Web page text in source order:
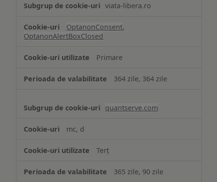
viata-libera.ro
OptanonConsent,
OptanonAlertBoxClosed
Primare
364 zile, 364 zile
quantserve.com
mc, d
Terț
365 zile, 90 zile